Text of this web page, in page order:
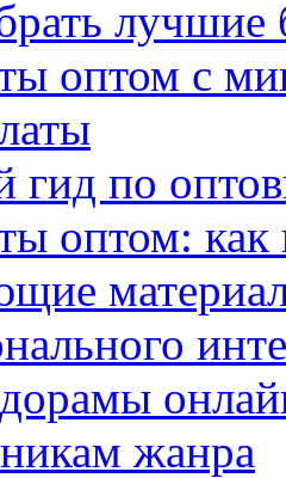
оптом с
по
оптом:
жанра